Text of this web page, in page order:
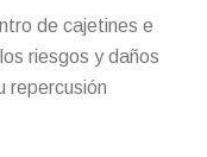
de cajetines e
riesgos y daños
repercusión